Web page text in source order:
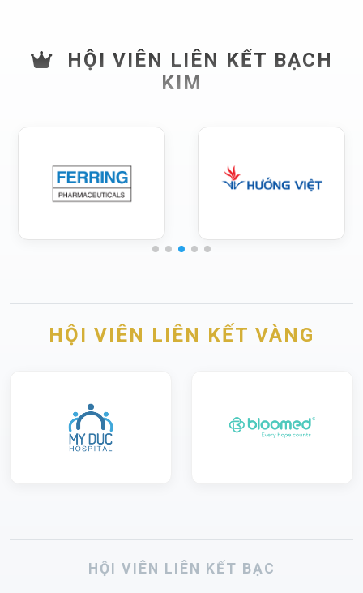
HỘI VIÊN LIÊN KẾT BẠCH
KIM
HỘI VIÊN LIÊN KẾT VÀNG
HỘI VIÊN LIÊN KẾT BẠC